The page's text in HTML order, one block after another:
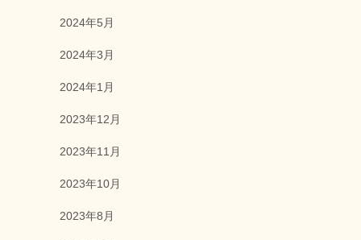
2024年5月
2024年3月
2024年1月
2023年12月
2023年11月
2023年10月
2023年8月